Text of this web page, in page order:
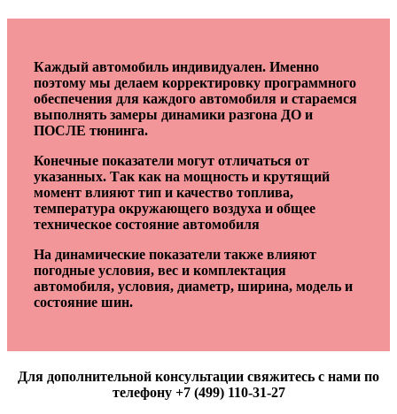
Каждый автомобиль индивидуален. Именно
поэтому мы делаем корректировку программного
обеспечения для каждого автомобиля и стараемся
выполнять замеры динамики разгона ДО и
ПОСЛЕ тюнинга.
Конечные показатели могут отличаться от
указанных. Так как на мощность и крутящий
момент влияют тип и качество топлива,
температура окружающего воздуха и общее
техническое состояние автомобиля
На динамические показатели также влияют
погодные условия, вес и комплектация
автомобиля, условия, диаметр, ширина, модель и
состояние шин.
Для дополнительной консультации свяжитесь с нами по
телефону +7 (499) 110-31-27